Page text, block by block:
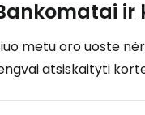
ir
metu oro uoste
atsiskaityti